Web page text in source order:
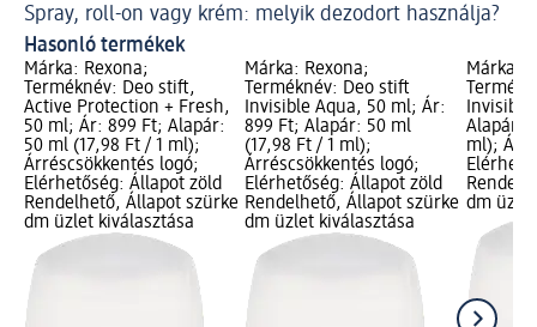
Spray, roll-on vagy krém: melyik dezodort használja?
Hasonló termékek
Márka: Rexona;
Terméknév: Deo stift,
Active Protection + Fresh,
50 ml; Ár: 899 Ft; Alapár:
50 ml (17,98 Ft / 1 ml);
Árréscsökkentés logó;
Elérhetőség: Állapot zöld
Rendelhető, Állapot szürke
dm üzlet kiválasztása
Márka: Rexona;
Terméknév: Deo stift
Invisible Aqua, 50 ml; Ár:
899 Ft; Alapár: 50 ml
(17,98 Ft / 1 ml);
Árréscsökkentés logó;
Elérhetőség: Állapot zöld
Rendelhető, Állapot szürke
dm üzlet kiválasztása
Márka:
Alapár:
ml);
dm